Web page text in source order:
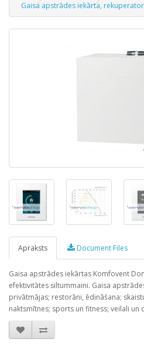
Gaisa apstrādes iekārta,
Apraksts Document Files
Gaisa apstrādes iekārtas Komfovent
efektivitātes siltummaini. Gaisa
privātmājas; restorāni, ēdināšana;
naktsmītnes; sports un fitness; veilali un